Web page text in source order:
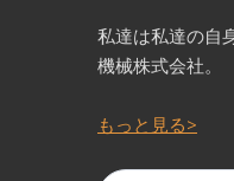
私達は私達の自
機械株式会社。
もっと見る>